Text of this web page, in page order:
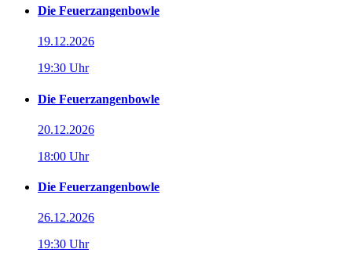
Die Feuerzangenbowle
19.12.2026
19:30 Uhr
Die Feuerzangenbowle
20.12.2026
18:00 Uhr
Die Feuerzangenbowle
26.12.2026
19:30 Uhr